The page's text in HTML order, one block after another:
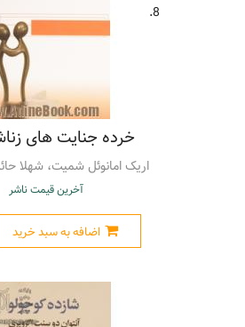
8.
خرده جنایت های
اریک امانوئل شمیت، شهلا
آخرین قیمت ناشر
اضافه به سبد خرید